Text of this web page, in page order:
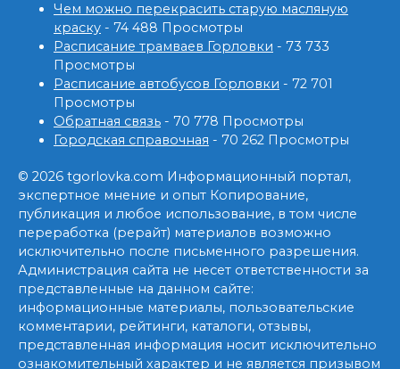
Чем можно перекрасить старую масляную
краску - 74 488 Просмотры
Расписание трамваев Горловки - 73 733
Просмотры
Расписание автобусов Горловки - 72 701
Просмотры
Обратная связь - 70 778 Просмотры
Городская справочная - 70 262 Просмотры
© 2026 tgorlovka.com Информационный портал,
экспертное мнение и опыт Копирование,
публикация и любое использование, в том числе
переработка (рерайт) материалов возможно
исключительно после письменного разрешения.
Администрация сайта не несет ответственности за
представленные на данном сайте:
информационные материалы, пользовательские
комментарии, рейтинги, каталоги, отзывы,
представленная информация носит исключительно
ознакомительный характер и не является призывом